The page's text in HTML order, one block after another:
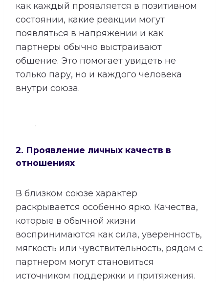
как каждый проявляется в позитивном
состоянии, какие реакции могут
появляться в напряжении и как
партнеры обычно выстраивают
общение. Это помогает увидеть не
только пару, но и каждого человека
внутри союза.
2. Проявление личных качеств в
отношениях
В близком союзе характер
раскрывается особенно ярко. Качества,
которые в обычной жизни
воспринимаются как сила, уверенность,
мягкость или чувствительность, рядом с
партнером могут становиться
источником поддержки и притяжения.